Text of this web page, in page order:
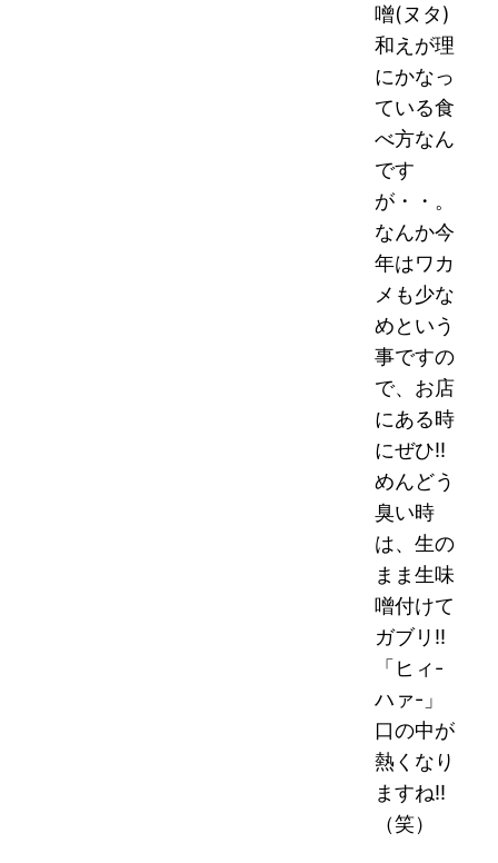
噌(ヌタ)
和えが理
にかなっ
ている食
べ方なん
です
が・・。
なんか今
年はワカ
メも少な
めという
事ですの
で、お店
にある時
にぜひ!!
めんどう
臭い時
は、生の
まま生味
噌付けて
ガブリ!!
「ヒィ-
ハァ-」
口の中が
熱くなり
ますね!!
（笑）